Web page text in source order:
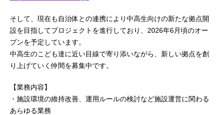
そして、現在も自治体との連携により中高生向けの新たな拠点開
設を目指してプロジェクトを進行しており、2026年6月頃のオー
プンを予定しています。
中高生のこども達に近い目線で寄り添いながら、新しい拠点を創
り上げていく仲間を募集中です。
【業務内容】
・施設環境の維持改善、運用ルールの検討など施設運営に関わる
あらゆる業務